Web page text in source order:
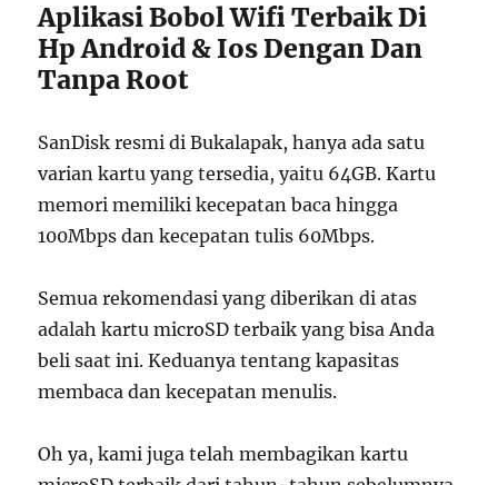
Aplikasi Bobol Wifi Terbaik Di
Hp Android & Ios Dengan Dan
Tanpa Root
SanDisk resmi di Bukalapak, hanya ada satu
varian kartu yang tersedia, yaitu 64GB. Kartu
memori memiliki kecepatan baca hingga
100Mbps dan kecepatan tulis 60Mbps.
Semua rekomendasi yang diberikan di atas
adalah kartu microSD terbaik yang bisa Anda
beli saat ini. Keduanya tentang kapasitas
membaca dan kecepatan menulis.
Oh ya, kami juga telah membagikan kartu